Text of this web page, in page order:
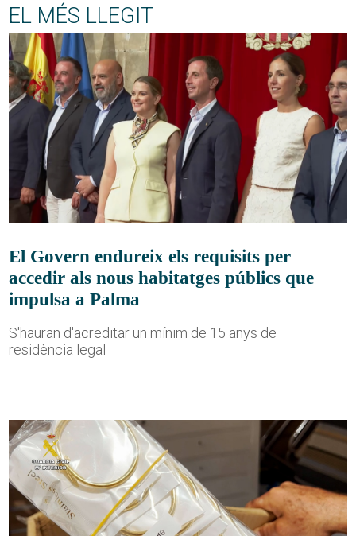
EL MÉS LLEGIT
El Govern endureix els requisits per
accedir als nous habitatges públics que
impulsa a Palma
S'hauran d'acreditar un mínim de 15 anys de
residència legal